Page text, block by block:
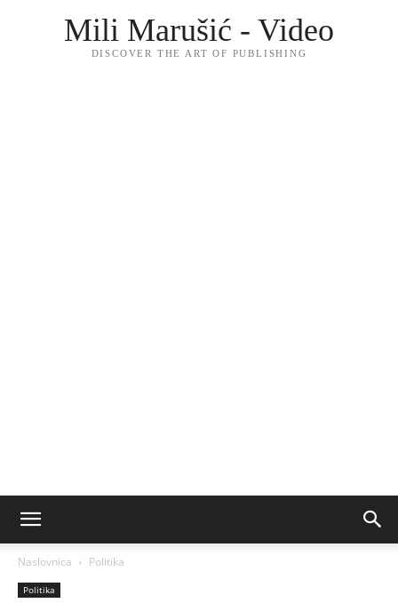
Mili Marušić - Video
DISCOVER THE ART OF PUBLISHING
Naslovnica Politika
Politika